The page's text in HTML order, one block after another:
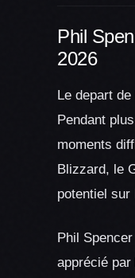
Phil
2026
Le depart
Pendant
moments
Blizzard, le
potentiel sur
Phil
apprécié